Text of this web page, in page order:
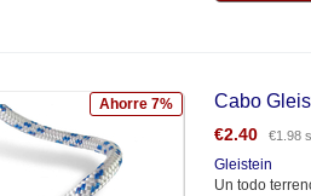
Ahorre 7% Cabo
€2.40 €1.98
Gleistein
Un todo